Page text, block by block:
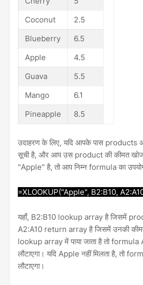
Coconut
2.5
Blueberry
6.5
Apple
4.5
Guava
5.5
Mango
6.1
Pineapple
8.5
उदाहरण के लिए, यदि आपके पास products
सूची है, और आप उस product की कीमत
"Apple" है, तो आप निम्न formula का
=XLOOKUP("Apple", B2:B10,
यहाँ, B2:B10 lookup array है जिसमें
A2:A10 return array है जिसमें उनकी
lookup array में पाया जाता है तो formula
लौटाएगा। यदि Apple नहीं मिलता है, तो
लौटाएगा।